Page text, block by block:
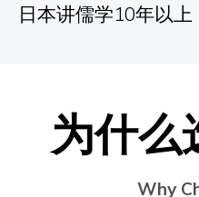
日本讲儒学10年以
为什么
Why